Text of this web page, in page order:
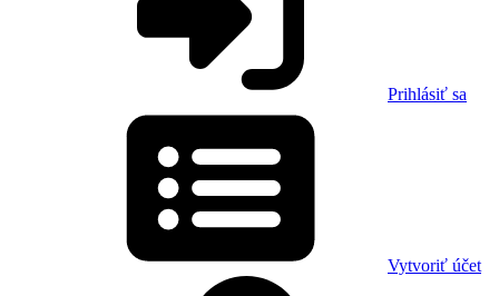
Prihlásiť sa
Vytvoriť účet